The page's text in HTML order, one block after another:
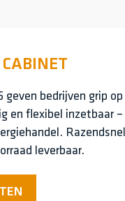
CABINET
geven bedrijven grip op
en flexibel inzetbaar –
Razendsnel
leverbaar.